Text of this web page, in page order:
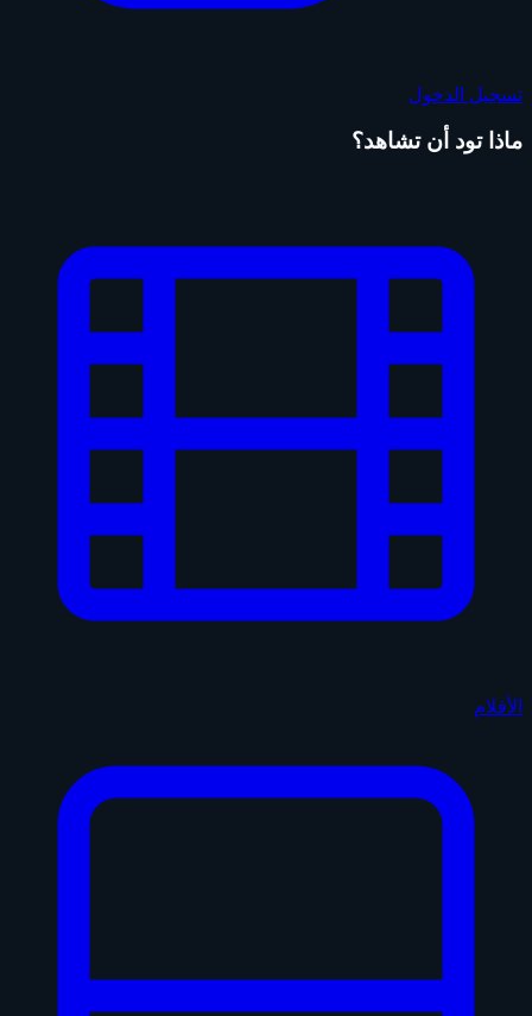
تسجيل الدخول
ماذا تود أن تشاهد؟
الأفلام